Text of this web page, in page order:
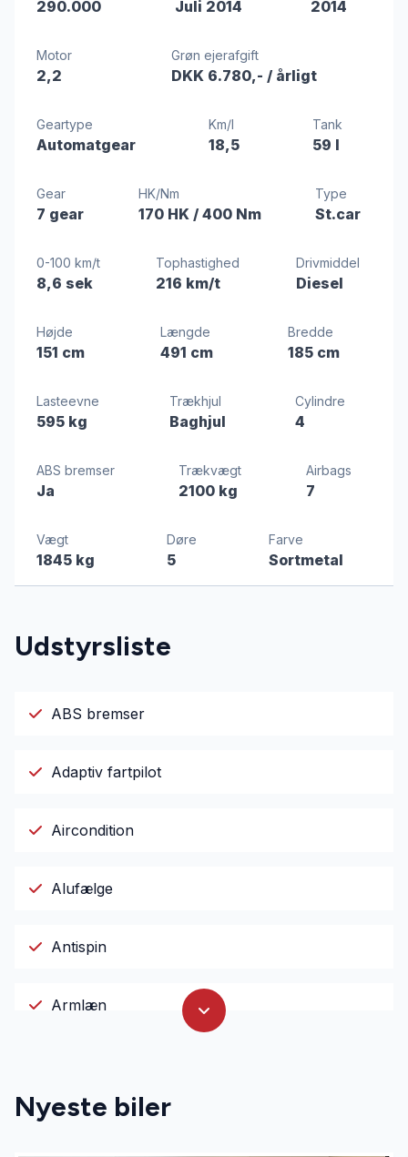
290.000 Juli 2014 2014
Motor
2,2
Grøn ejerafgift
DKK 6.780,- / årligt
Geartype
Automatgear
Km/l
18,5
Tank
59 l
Gear
7 gear
HK/Nm
170 HK / 400 Nm
Type
St.car
0-100 km/t
8,6 sek
Tophastighed
216 km/t
Drivmiddel
Diesel
Højde
151 cm
Længde
491 cm
Bredde
185 cm
Lasteevne
595 kg
Trækhjul
Baghjul
Cylindre
4
ABS bremser
Ja
Trækvægt
2100 kg
Airbags
7
Vægt
1845 kg
Døre
5
Farve
Sortmetal
Udstyrsliste
ABS bremser
Adaptiv fartpilot
Aircondition
Alufælge
Antispin
Armlæn
Auto. start/stop
Nyeste biler